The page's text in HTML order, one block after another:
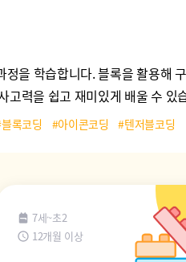
을 학습합니다. 블록을 활용해
고력을 쉽고 재미있게 배울 수 있
록코딩 #아이콘코딩 #텐저블코딩
7세~초2
12개월 이상